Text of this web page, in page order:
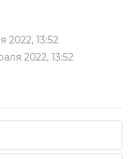
13:52
2022, 13:52